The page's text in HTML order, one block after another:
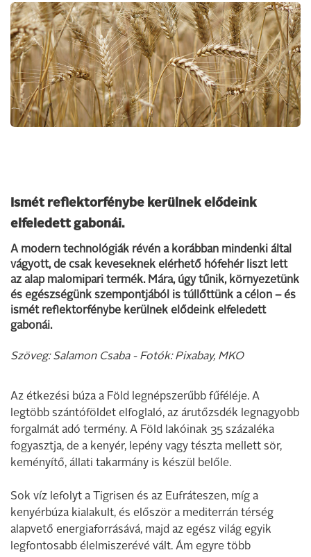
Ismét reflektorfénybe kerülnek elődeink
elfeledett gabonái.
A modern technológiák révén a korábban mindenki által
vágyott, de csak keveseknek elérhető hófehér liszt lett
az alap malomipari termék. Mára, úgy tűnik, környezetünk
és egészségünk szempontjából is túllőttünk a célon – és
ismét reflektorfénybe kerülnek elődeink elfeledett
gabonái.
Szöveg: Salamon Csaba - Fotók: Pixabay, MKO
Az étkezési búza a Föld legnépszerűbb fűféléje. A
legtöbb szántóföldet elfoglaló, az árutőzsdék legnagyobb
forgalmát adó termény. A Föld lakóinak 35 százaléka
fogyasztja, de a kenyér, lepény vagy tészta mellett sör,
keményítő, állati takarmány is készül belőle.
Sok víz lefolyt a Tigrisen és az Eufráteszen, míg a
kenyérbúza kialakult, és először a mediterrán térség
alapvető energiaforrásává, majd az egész világ egyik
legfontosabb élelmiszerévé vált. Ám egyre több